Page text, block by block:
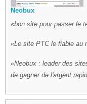
Neobux
bon site pour passer le
Le site PTC le fiable au
Neobux : leader des
de gagner de l'argent